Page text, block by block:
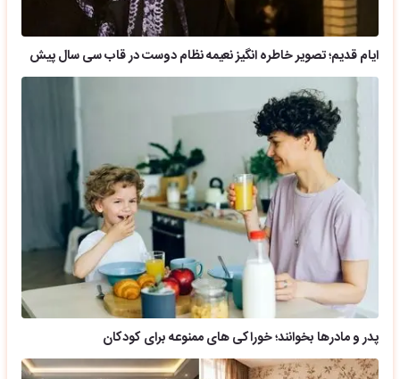
ایام قدیم؛ تصویر خاطره انگیز نعیمه نظام دوست در قاب سی سال پیش
پدر و مادرها بخوانند؛ خوراکی های ممنوعه برای کودکان